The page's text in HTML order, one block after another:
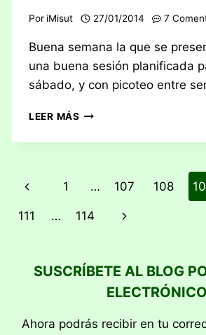
Por iMisut 27/01/2014 7
Buena semana la que se
una buena sesión planificada
sábado, y con picoteo entre
LEER MÁS CRÓNICAS
SEMANA
–
Navegación
de
Página
anterior
1 … 107 108
111 … 114
Siguiente
SUSCRÍBETE AL BLOG
ELECTRÓNICO
Ahora podrás recibir en tu